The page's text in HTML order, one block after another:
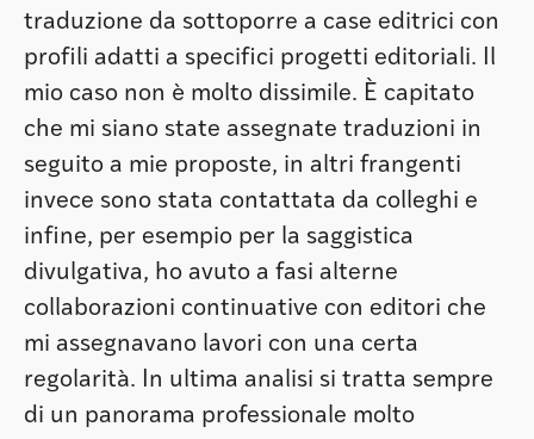
traduzione da sottoporre a case editrici con
profili adatti a specifici progetti editoriali. Il
mio caso non è molto dissimile. È capitato
che mi siano state assegnate traduzioni in
seguito a mie proposte, in altri frangenti
invece sono stata contattata da colleghi e
infine, per esempio per la saggistica
divulgativa, ho avuto a fasi alterne
collaborazioni continuative con editori che
mi assegnavano lavori con una certa
regolarità. In ultima analisi si tratta sempre
di un panorama professionale molto